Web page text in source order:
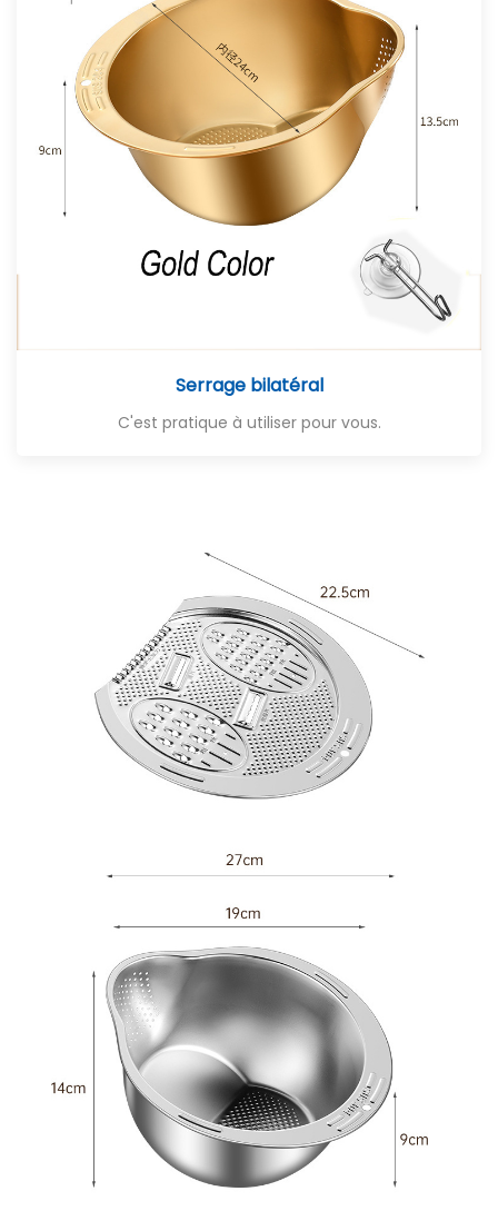
Serrage bilatéral
C'est pratique à utiliser pour vous.